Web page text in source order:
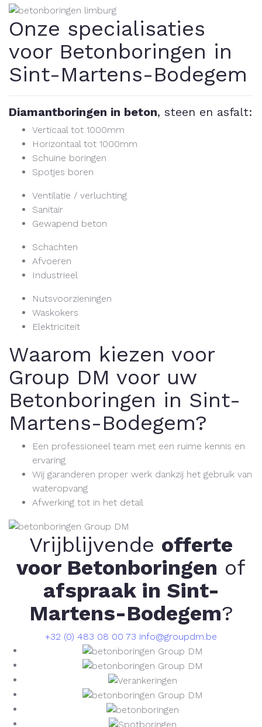
Onze specialisaties
voor Betonboringen in
Sint-Martens-Bodegem
Diamantboringen in beton, steen en asfalt:
Verticaal tot 1000mm
Horizontaal tot 1000mm
Schuine boringen
Spotjes boren
Ventilatie / verluchting
Sanitair
Gewapend beton
Schachten
Afvoeren
Industrieel
Nutsvoorzieningen
Waskokers
Elektriciteit
Waarom kiezen voor
Group DM voor uw
Betonboringen in Sint-
Martens-Bodegem?
Een professioneel team met een ruime kennis en
ervaring
Wij garanderen proper werk dankzij het gebruik van
wateropvang
Afwerking tot in het detail
Vrijblijvende offerte
voor Betonboringen of
afspraak in Sint-
Martens-Bodegem?
+32 (0) 483 08 00 73 info@groupdm.be